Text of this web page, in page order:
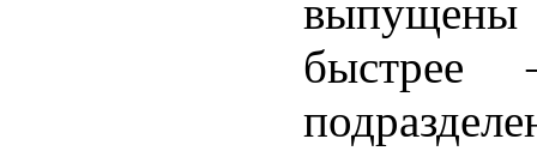
выпущены